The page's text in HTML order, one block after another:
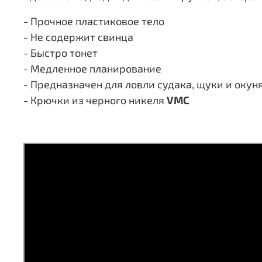
- Прочное пластиковое тело
- Не содержит свинца
- Быстро тонет
- Медленное планирование
- Предназначен для ловли судака, щуки и
- Крючки из черного никеля VMC